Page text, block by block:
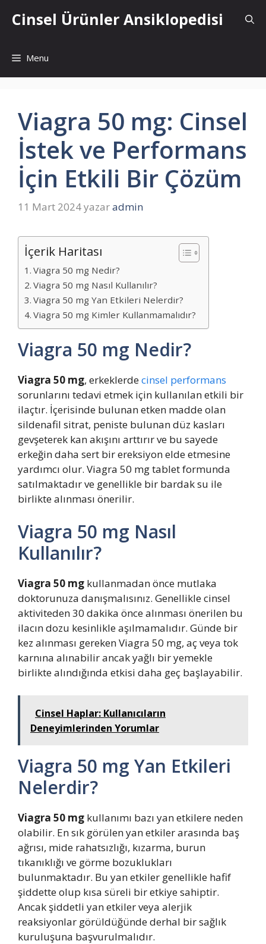
atlaCinsel Ürünler Ansiklopedisi
Menu
Viagra 50 mg: Cinsel
İstek ve Performans
İçin Etkili Bir Çözüm
11 Mart 2024yazaradmin
İçerik Haritası
Viagra 50 mg Nedir?
Viagra 50 mg Nasıl Kullanılır?
Viagra 50 mg Yan Etkileri Nelerdir?
Viagra 50 mg Kimler Kullanmamalıdır?
Viagra 50 mg Nedir?
Viagra 50 mg, erkeklerdecinsel performans
sorunlarını tedavi etmek için kullanılan etkili bir
ilaçtır. İçerisinde bulunan etken madde olan
sildenafil sitrat, peniste bulunan düz kasları
gevşeterek kan akışını arttırır ve bu sayede
erkeğin daha sert bir ereksiyon elde etmesine
yardımcı olur. Viagra 50 mg tablet formunda
satılmaktadır ve genellikle bir bardak su ile
birlikte alınması önerilir.
Viagra 50 mg Nasıl
Kullanılır?
Viagra 50 mg kullanmadan önce mutlaka
doktorunuza danışmalısınız. Genellikle cinsel
aktiviteden 30 dakika önce alınması önerilen bu
ilacın dozu kesinlikle aşılmamalıdır. Günde bir
kez alınması gereken Viagra 50 mg, aç veya tok
karnına alınabilir ancak yağlı bir yemekle
birlikte alındığında etkisi daha geç başlayabilir.
Cinsel Haplar: Kullanıcıların
Deneyimlerinden Yorumlar
Viagra 50 mg Yan Etkileri
Nelerdir?
Viagra 50 mg kullanımı bazı yan etkilere neden
olabilir. En sık görülen yan etkiler arasında baş
ağrısı, mide rahatsızlığı, kızarma, burun
tıkanıklığı ve görme bozuklukları
bulunmaktadır. Bu yan etkiler genellikle hafif
şiddette olup kısa süreli bir etkiye sahiptir.
Ancak şiddetli yan etkiler veya alerjik
reaksiyonlar görüldüğünde derhal bir sağlık
kuruluşuna başvurulmalıdır.